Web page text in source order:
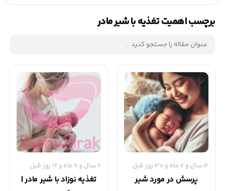
برچسب اهمیت تغذیه با شیر مادر
4 سال و 7 ماه و 30 روز قبل
پرسش در مورد شیر
6 سال و 9 ماه و 12 روز قبل
تغذیه نوزاد با شیر مادر |